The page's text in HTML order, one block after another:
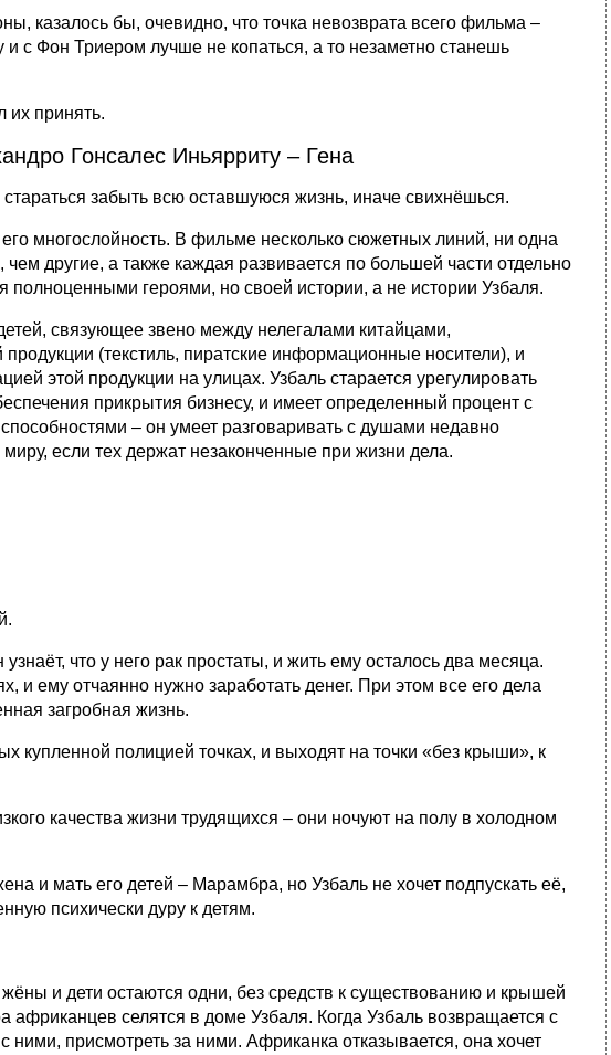
казалось бы, очевидно, что точка невозврата всего фильма –
с Фон Триером лучше не копаться, а то незаметно станешь
их принять.
Гонсалес Иньярриту – Гена
забыть всю оставшуюся жизнь, иначе свихнёшься.
многослойность. В фильме несколько сюжетных линий, ни одна
другие, а также каждая развивается по большей части отдельно
полноценными героями, но своей истории, а не истории Узбаля.
связующее звено между нелегалами китайцами,
(текстиль, пиратские информационные носители), и
этой продукции на улицах. Узбаль старается урегулировать
прикрытия бизнесу, и имеет определенный процент с
– он умеет разговаривать с душами недавно
если тех держат незаконченные при жизни дела.
что у него рак простаты, и жить ему осталось два месяца.
и ему отчаянно нужно заработать денег. При этом все его дела
загробная жизнь.
купленной полицией точках, и выходят на точки «без крыши», к
качества жизни трудящихся – они ночуют на полу в холодном
и мать его детей – Марамбра, но Узбаль не хочет подпускать её,
психически дуру к детям.
и дети остаются одни, без средств к существованию и крышей
селятся в доме Узбаля. Когда Узбаль возвращается с
ними, присмотреть за ними. Африканка отказывается, она хочет